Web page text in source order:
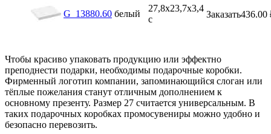
G_13880.60 белый
27,8х23,7х3,4
с
Заказать436.00
Чтобы красиво упаковать продукцию или эффектно
преподнести подарки, необходимы подарочные коробки.
Фирменный логотип компании, запоминающийся слоган или
тёплые пожелания станут отличным дополнением к
основному презенту. Размер 27 считается универсальным. В
таких подарочных коробках промосувениры можно удобно и
безопасно перевозить.